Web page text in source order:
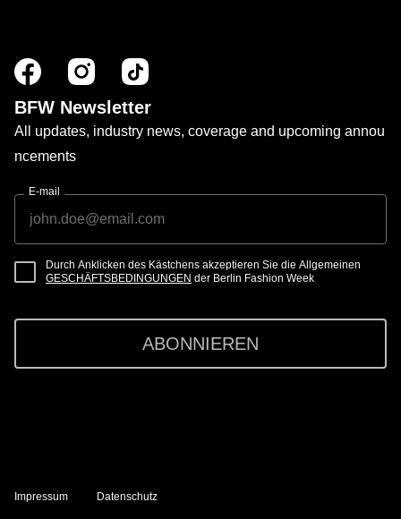
BFW Newsletter
All updates, industry news, coverage and upcoming annou
ncements
E-mail
Durch Anklicken des Kästchens akzeptieren Sie die Allgemeinen
GESCHÄFTSBEDINGUNGEN der Berlin Fashion Week
ABONNIEREN
Impressum Datenschutz